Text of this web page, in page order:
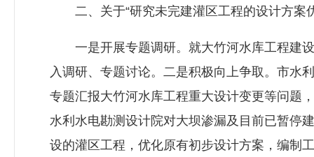
二、关于“研究未完建灌区工程的设计方案
一是开展专题调研。就大竹河水库工程建设
入调研、专题讨论。二是积极向上争取。市水
专题汇报大竹河水库工程重大设计变更等问题
水利水电勘测设计院对大坝渗漏及目前已暂停
设的灌区工程，优化原有初步设计方案，编制